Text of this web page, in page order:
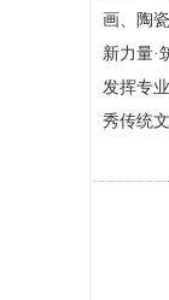
画、陶
新力量·
发挥专
秀传统